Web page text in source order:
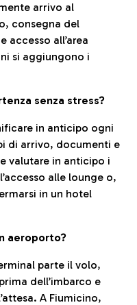
arrivo al
consegna del
accesso all’area
si aggiungono i
senza stress?
in anticipo ogni
di arrivo, documenti e
valutare in anticipo i
alle lounge o,
in un hotel
aeroporto?
parte il volo,
dell’imbarco e
A Fiumicino,